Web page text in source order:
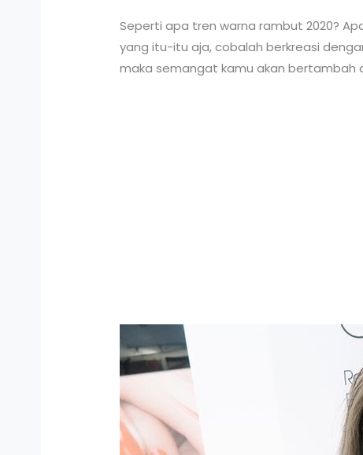
Seperti apa tren warna rambut 2020?
yang itu-itu aja, cobalah berkreasi
maka semangat kamu akan bertambah